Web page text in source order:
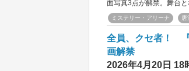
面写真3点が解禁。舞台
ミステリー・アリーナ 唐
全員、クセ者！ 『
画解禁
2026年4月20日 18